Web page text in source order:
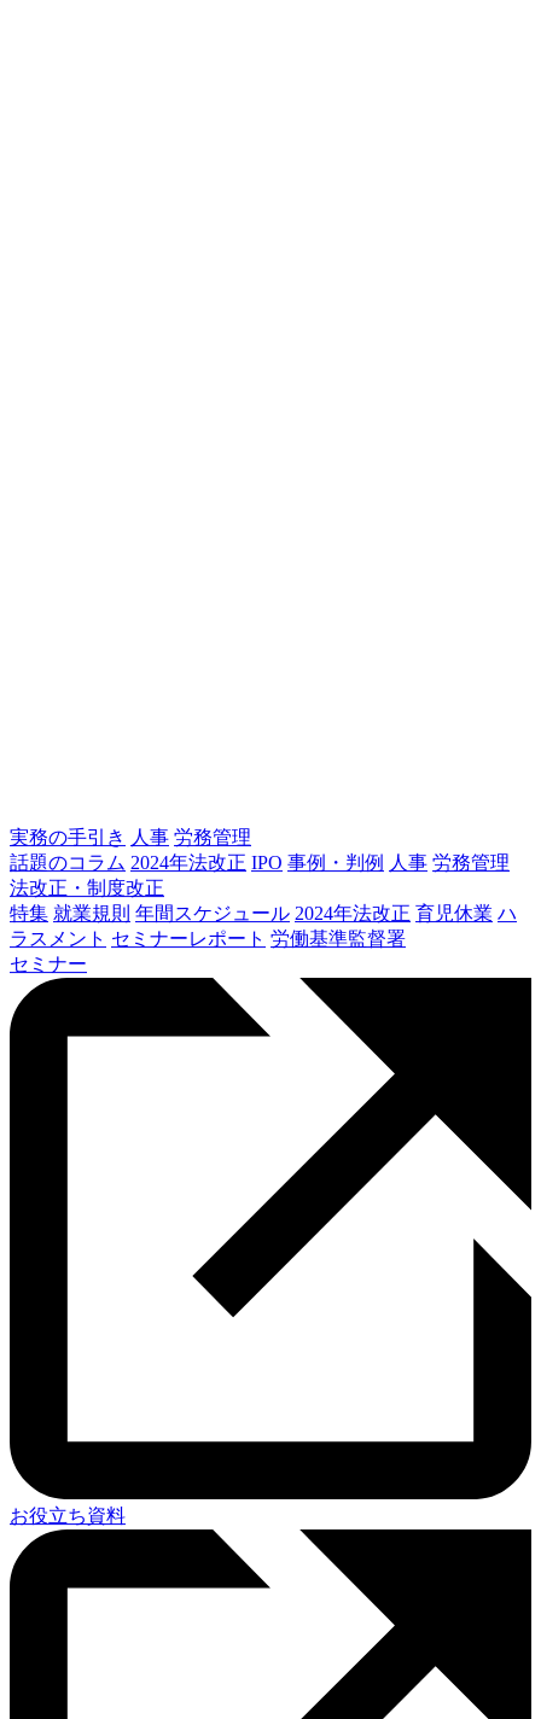
実務の手引き 人事 労務管理
話題のコラム 2024年法改正 IPO 事例・判例 人事 労務管理
法改正・制度改正
特集 就業規則 年間スケジュール 2024年法改正 育児休業 ハ
ラスメント セミナーレポート 労働基準監督署
セミナー
お役立ち資料